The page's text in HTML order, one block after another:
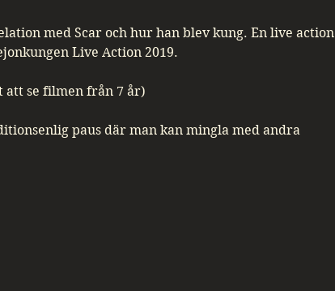
med Scar och hur han blev kung. En live action
Live Action 2019.
att se filmen från 7 år)
paus där man kan mingla med andra